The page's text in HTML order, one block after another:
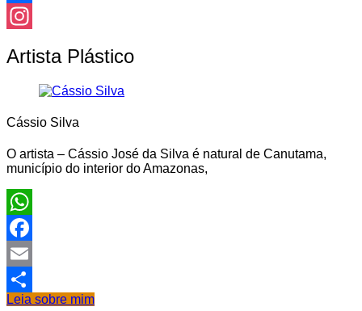
Facebook
Artista Plástico
Cássio Silva
O artista – Cássio José da Silva é natural de Canutama,
município do interior do Amazonas,
WhatsApp
Facebook
Email
Share
Leia sobre mim